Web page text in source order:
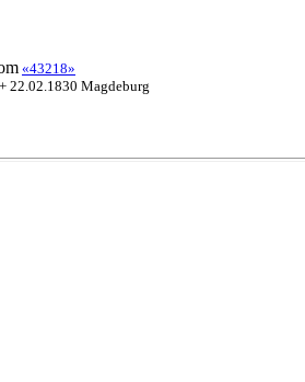
«43218»
22.02.1830 Magdeburg